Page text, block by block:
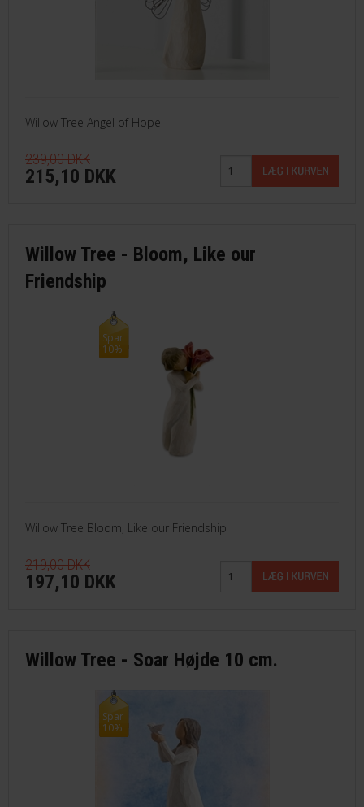
Willow Tree Angel of Hope
239,00 DKK
215,10 DKK
Willow Tree - Bloom, Like our
Friendship
Spar
10%
Willow Tree Bloom, Like our Friendship
219,00 DKK
197,10 DKK
Willow Tree - Soar Højde 10 cm.
Spar
10%